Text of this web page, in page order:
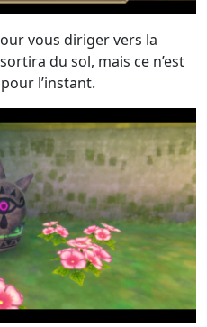
vous diriger vers la
sortira du sol, mais ce n’est
l’instant.